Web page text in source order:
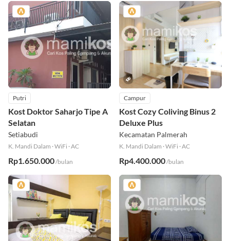
Putri
Kost Doktor Saharjo Tipe A
Selatan
Setiabudi
K. Mandi Dalam ·WiFi ·AC
Rp1.650.000/bulan
Campur
Kost Cozy Coliving Binus 2
Deluxe Plus
Kecamatan Palmerah
K. Mandi Dalam ·WiFi ·AC
Rp4.400.000/bulan